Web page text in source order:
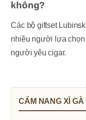
không?
Các bộ giftset
nhiều người lựa chọn
người yêu cigar.
CẨM NANG XÌ GÀ